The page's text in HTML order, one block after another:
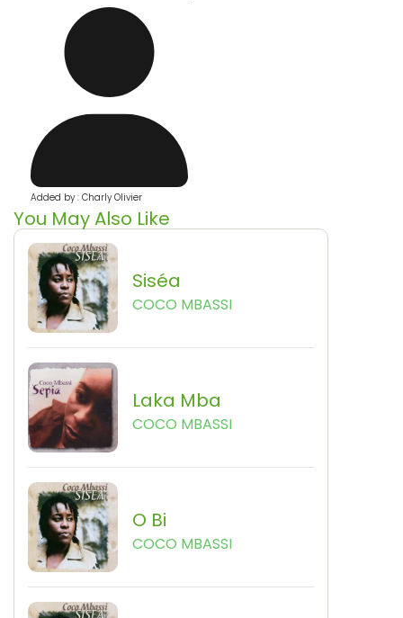
Added by : Charly Olivier
You May Also Like
Siséa
COCO MBASSI
Laka Mba
COCO MBASSI
O Bi
COCO MBASSI